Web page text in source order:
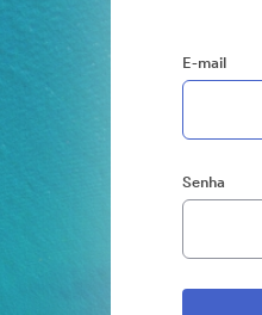
E-mail
Senha